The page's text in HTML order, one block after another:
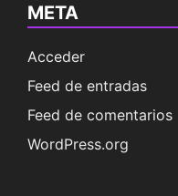
META
Acceder
Feed de entradas
Feed de comentarios
WordPress.org